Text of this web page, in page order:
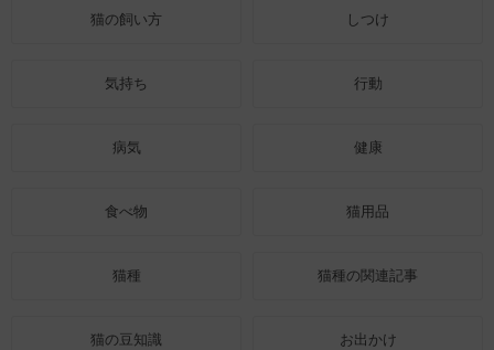
猫の飼い方 しつけ
気持ち 行動
病気 健康
食べ物 猫用品
猫種 猫種の関連記事
猫の豆知識 お出かけ